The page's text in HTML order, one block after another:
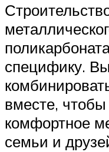
специфику.
вместе,
комфортное
семьи и